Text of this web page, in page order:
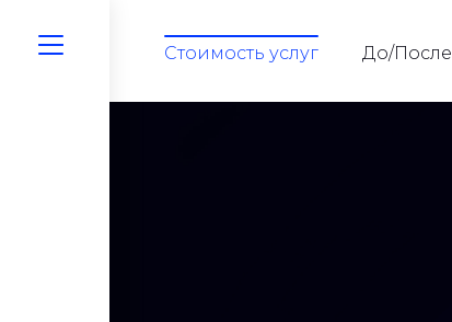
Стоимость услуг​ До/После